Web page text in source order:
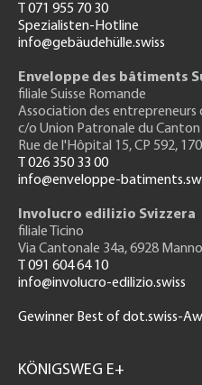
T 071 955 70 30
Spezialisten-Hotline
info@gebäudehülle.swiss
Enveloppe des bâtiments
filiale Suisse Romande
Association des entrepreneurs
c/o Union Patronale du
Rue de l'Hôpital 15, CP 592,
T 026 350 33 00
info@enveloppe-
Involucro edilizio Svizzera
filiale Ticino
Via Cantonale 34a, 6928 Manno
T 091 604 64 10
info@involucro-edilizio.swiss
Gewinner Best of dot.swiss-
GH
KÖNIGSWEG E+